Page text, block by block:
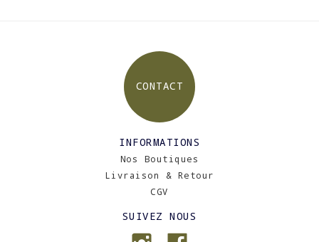
CONTACT
INFORMATIONS
Nos Boutiques
Livraison & Retour
CGV
SUIVEZ NOUS